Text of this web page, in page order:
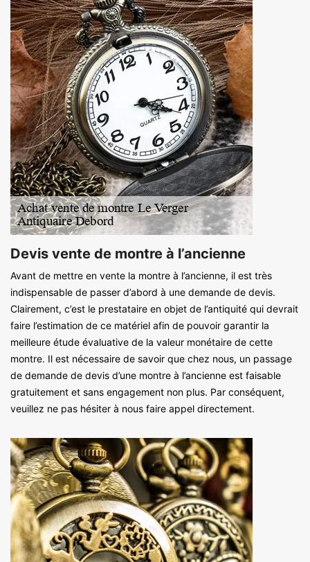
Devis vente de montre à l’ancienne
Avant de mettre en vente la montre à l’ancienne, il est très
indispensable de passer d’abord à une demande de devis.
Clairement, c’est le prestataire en objet de l’antiquité qui devrait
faire l’estimation de ce matériel afin de pouvoir garantir la
meilleure étude évaluative de la valeur monétaire de cette
montre. Il est nécessaire de savoir que chez nous, un passage
de demande de devis d’une montre à l’ancienne est faisable
gratuitement et sans engagement non plus. Par conséquent,
veuillez ne pas hésiter à nous faire appel directement.